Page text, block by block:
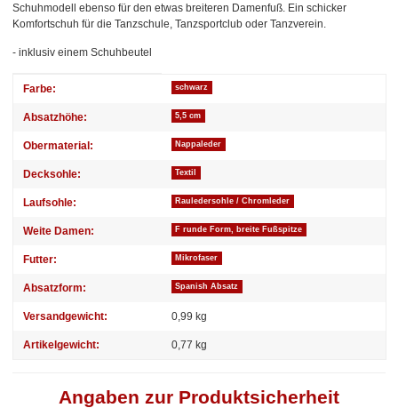
Schuhmodell ebenso für den etwas breiteren Damenfuß. Ein schicker
Komfortschuh für die Tanzschule, Tanzsportclub oder Tanzverein.
- inklusiv einem Schuhbeutel
Produkteigenschaft
Wert
Farbe: schwarz
Absatzhöhe: 5,5 cm
Obermaterial: Nappaleder
Decksohle: Textil
Laufsohle: Rauledersohle / Chromleder
Weite Damen: F runde Form, breite Fußspitze
Futter: Mikrofaser
Absatzform: Spanish Absatz
Versandgewicht: 0,99 kg
Artikelgewicht: 0,77 kg
Angaben zur Produktsicherheit